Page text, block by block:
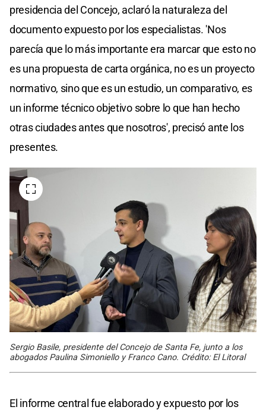
presidencia del Concejo, aclaró la naturaleza del
documento expuesto por los especialistas. 'Nos
parecía que lo más importante era marcar que esto no
es una propuesta de carta orgánica, no es un proyecto
normativo, sino que es un estudio, un comparativo, es
un informe técnico objetivo sobre lo que han hecho
otras ciudades antes que nosotros', precisó ante los
presentes.
Sergio Basile, presidente del Concejo de Santa Fe, junto a los
abogados Paulina Simoniello y Franco Cano. Crédito: El Litoral
El informe central fue elaborado y expuesto por los